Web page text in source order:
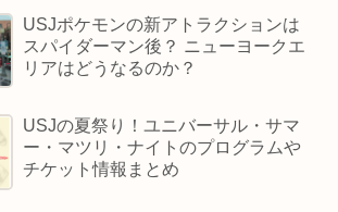
USJポケモンの新アトラクションは
スパイダーマン後？ ニューヨークエ
リアはどうなるのか？
USJの夏祭り！ユニバーサル・サマ
ー・マツリ・ナイトのプログラムや
チケット情報まとめ